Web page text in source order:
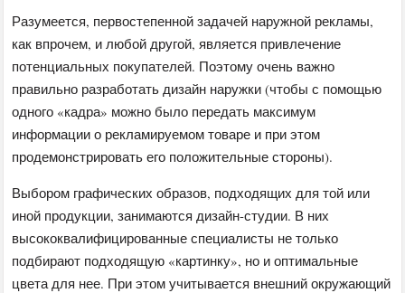
Разумеется, первостепенной задачей наружной рекламы,
как впрочем, и любой другой, является привлечение
потенциальных покупателей. Поэтому очень важно
правильно разработать дизайн наружки (чтобы с помощью
одного «кадра» можно было передать максимум
информации о рекламируемом товаре и при этом
продемонстрировать его положительные стороны).
Выбором графических образов, подходящих для той или
иной продукции, занимаются дизайн-студии. В них
высококвалифицированные специалисты не только
подбирают подходящую «картинку», но и оптимальные
цвета для нее. При этом учитывается внешний окружающий